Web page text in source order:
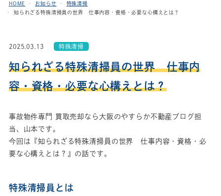
HOME お知らせ
特殊清掃
知られざる特殊清掃員の世界 仕事内容・資格・必要な心構えとは？
2025.03.13 特殊清掃
知られざる特殊清掃員の世界 仕事内
容・資格・必要な心構えとは？
事故物件専門 買取売却なら大阪のやすらか不動産ブログ担
当、山本です。
今回は『知られざる特殊清掃員の世界 仕事内容・資格・必
要な心構えとは？』の話です。
特殊清掃員とは